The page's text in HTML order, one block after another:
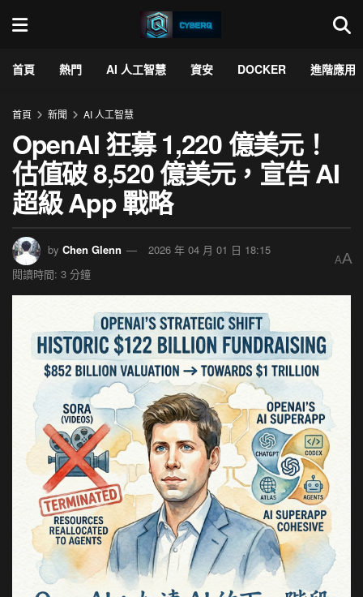
首頁 熱門 AI 人工智慧 資安 DOCKER 進階應用
首頁 新聞 AI 人工智慧
OpenAI 狂募 1,220 億美元！
估值破 8,520 億美元，宣告 AI
超級 App 戰略
by Chen Glenn
2026 年 04 月 01 日 18:15
閱讀時間: 3 分鐘
AA